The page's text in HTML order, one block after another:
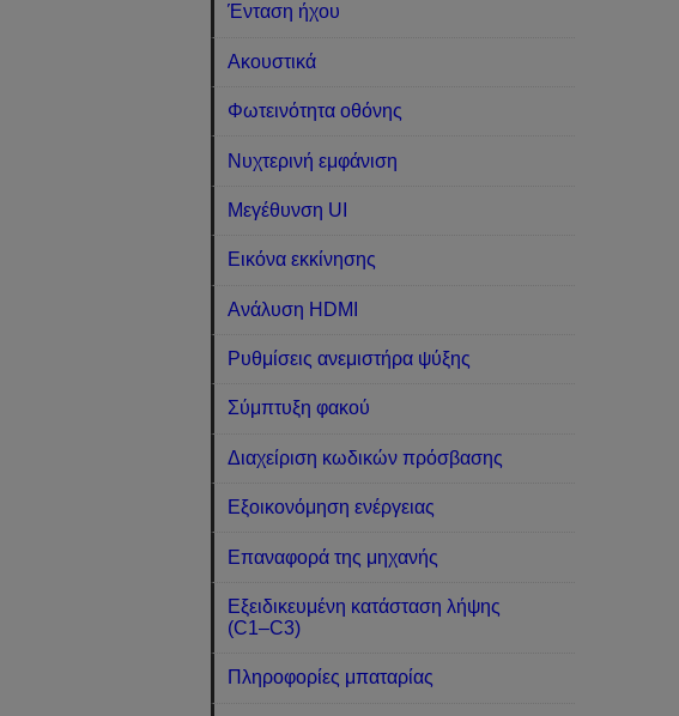
Ένταση ήχου
Ακουστικά
Φωτεινότητα οθόνης
Νυχτερινή εμφάνιση
Μεγέθυνση UI
Εικόνα εκκίνησης
Ανάλυση HDMI
Ρυθμίσεις ανεμιστήρα ψύξης
Σύμπτυξη φακού
Διαχείριση κωδικών πρόσβασης
Εξοικονόμηση ενέργειας
Επαναφορά της μηχανής
Εξειδικευμένη κατάσταση λήψης
(C1–C3)
Πληροφορίες μπαταρίας